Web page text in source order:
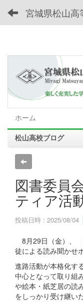
宮城県松山高
ホーム
松山高校ブログ
図書委員
ティア活
投稿日時 : 2025/08/04
8月29日（金）、
徒による読み聞かせ
進路活動が本格化す
中心となって取り組
や絵本・紙芝居の読
をしっかり受け継い